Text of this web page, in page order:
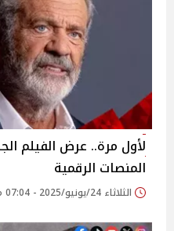
لأول مرة.. عرض الفيلم
المنصات الرقمية
الثلاثاء 24/يونيو/2025 - 07:04 م